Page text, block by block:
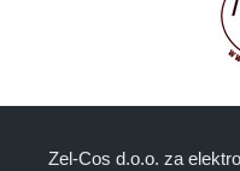
Zel-Cos d.o.o. za